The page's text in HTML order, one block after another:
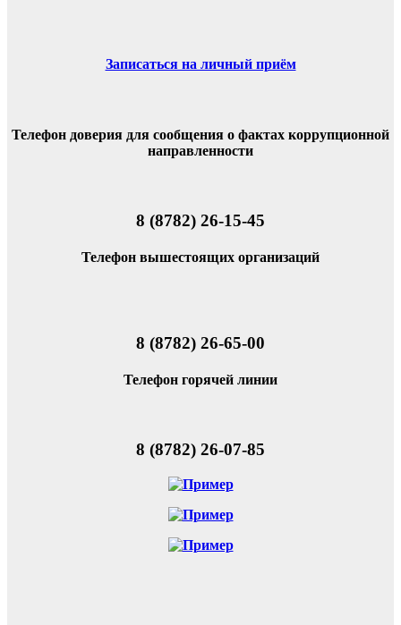
Записаться на личный приём
Телефон доверия для сообщения о фактах коррупционной
направленности
8 (8782) 26-15-45
Телефон вышестоящих организаций
8 (8782) 26-65-00
Телефон горячей линии
8 (8782) 26-07-85